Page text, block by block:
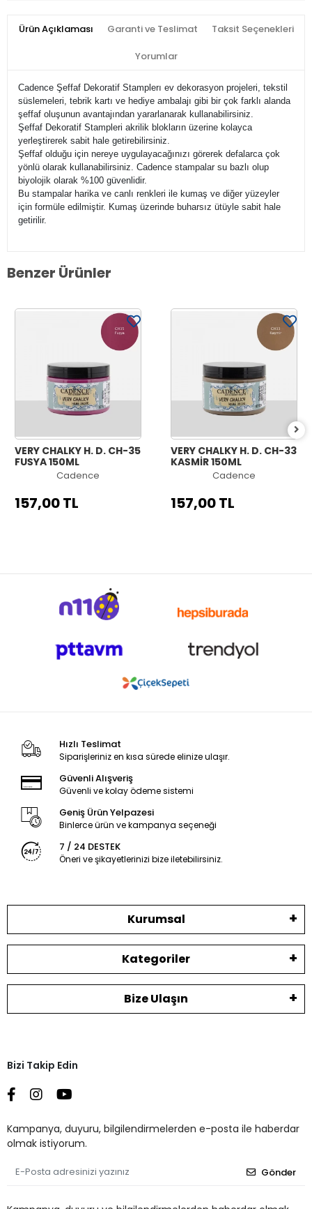
Ürün Açıklaması Garanti ve Teslimat Taksit Seçenekleri
Yorumlar
Cadence Şeffaf Dekoratif Stamplerı ev dekorasyon projeleri, tekstil
süslemeleri, tebrik kartı ve hediye ambalajı gibi bir çok farklı alanda
şeffaf oluşunun avantajından yararlanarak kullanabilirsiniz.
Şeffaf Dekoratif Stampleri akrilik blokların üzerine kolayca
yerleştirerek sabit hale getirebilirsiniz.
Şeffaf olduğu için nereye uygulayacağınızı görerek defalarca çok
yönlü olarak kullanabilirsiniz. Cadence stampalar su bazlı olup
biyolojik olarak %100 güvenlidir.
Bu stampalar harika ve canlı renkleri ile kumaş ve diğer yüzeyler
için formüle edilmiştir. Kumaş üzerinde buharsız ütüyle sabit hale
getirilir.
Benzer Ürünler
VERY CHALKY H. D. CH-35
FUŞYA 150ML
Cadence
157,00 TL
VERY CHALKY H. D. CH-33
KAŞMİR 150ML
Cadence
157,00 TL
Hızlı Teslimat
Siparişleriniz en kısa sürede elinize ulaşır.
Güvenli Alışveriş
Güvenli ve kolay ödeme sistemi
Geniş Ürün Yelpazesi
Binlerce ürün ve kampanya seçeneği
7 / 24 DESTEK
Öneri ve şikayetlerinizi bize iletebilirsiniz.
Kurumsal
Kategoriler
Bize Ulaşın
Bizi Takip Edin
Kampanya, duyuru, bilgilendirmelerden e-posta ile haberdar
olmak istiyorum.
Gönder